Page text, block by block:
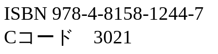
ISBN 978-4-8158-1244-7
Cコード 3021